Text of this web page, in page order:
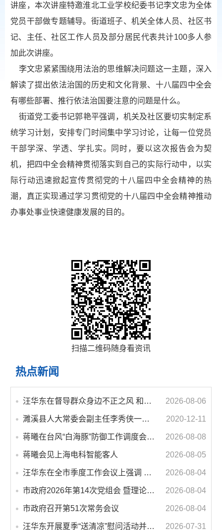
讲座，本次讲座特邀淮北工业学校纪委书记李文忠为全体
党员干部做专题辅导。街道班子、机关全体人员、社区书
记、主任、社区工作人员及部分居民代表共计100多人参
加此次讲座。
李文忠紧紧围绕用法治的思维解决问题这一主题，深入
解读了提出依法治国的历史和文化背景、十八届四中全会
有哪些部署、推行依法治国要注意的问题是什么。
街道党工委书记郭艳平强调，机关及社区要切实制定系
统学习计划，安排专门时间集中学习讨论，让每一位党员
干部学深、学透、学扎实。同时，要以这次报告会为契
机，把四中全会精神贯彻落实到自己的实际行动中，以实
际行动迅速掀起宣传贯彻党的十八届四中全会精神的热
潮，真正实现通过学习贯彻党的十八届四中全会精神推动
办事处事业快速健康发展的目的。
扫描二维码随身看资讯
热点新闻
汪华东在督导群众身边不正之风 和腐败问题集中整治工作时强调 以更高标准更实举措纵深推进集中整治 不断增强人民群众获得感幸福感安全感 2026-08-06
濉溪县人大常委会副主任李秀侠一行调研城乡客运一体化和治超工作 2020-12-11
蒋曦在台风“白海豚”防御工作调度会上强调 牢固树立和践行正确政绩观 切实维护人民群众生命财产安全 2026-08-08
蒋曦会见上海电科智能客人 2026-08-05
汪华东在全市季度工作会议上强调 锚定打好“三仗”任务和年度预期目标不动摇 在全市上下掀起比学赶超争先进位的攻坚热潮 2026-08-04
市政府2026年第14次党组会 暨理论学习中心组学习会议召开 蒋曦主持会议并讲话 2026-08-04
市政府召开第51次常务会议 2026-08-04
汪华东开展夏季“送清凉”慰问活动并调研专门教育工作 落实落细防暑降温措施 用心用情关爱一线职工 2026-07-31